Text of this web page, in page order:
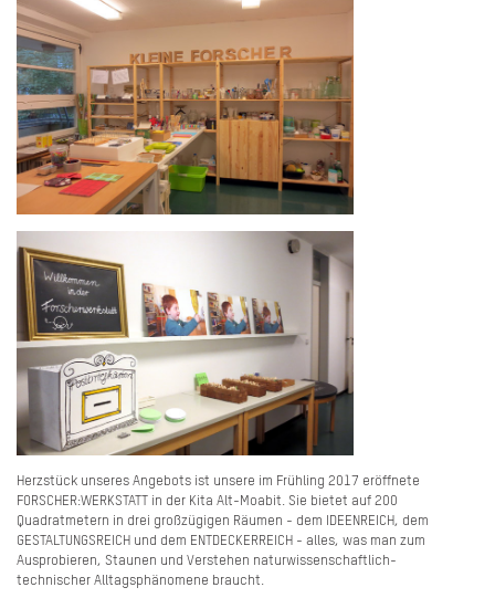
Herzstück unseres Angebots ist unsere im Frühling 2017 eröffnete
FORSCHER:WERKSTATT in der Kita Alt-Moabit. Sie bietet auf 200
Quadratmetern in drei großzügigen Räumen - dem IDEENREICH, dem
GESTALTUNGSREICH und dem ENTDECKERREICH - alles, was man zum
Ausprobieren, Staunen und Verstehen naturwissenschaftlich-
technischer Alltagsphänomene braucht.